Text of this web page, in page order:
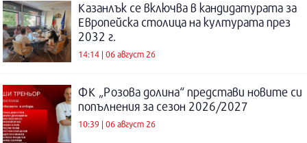
Казанлък се включва в кандидатурата за
Европейска столица на културата през
2032 г.
14:14 | 06 август 26
ФК „Розова долина“ представи новите си
попълнения за сезон 2026/2027
10:39 | 06 август 26